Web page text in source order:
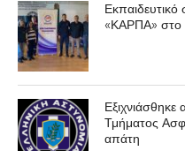
«ΚΑΡΠΑ» στο
Τμήματος
απάτη